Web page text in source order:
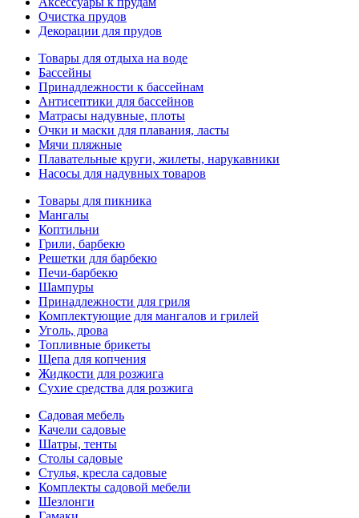
Очистка прудов
Декорации для прудов
Товары для отдыха на воде
Бассейны
Принадлежности к бассейнам
Антисептики для бассейнов
Матраcы надувные, плоты
Очки и маски для плавания, ласты
Мячи пляжные
Плавательные круги, жилеты, нарукавники
Насосы для надувных товаров
Товары для пикника
Мангалы
Коптильни
Грили, барбекю
Решетки для барбекю
Печи-барбекю
Шампуры
Принадлежности для гриля
Комплектующие для мангалов и грилей
Уголь, дрова
Топливные брикеты
Щепа для копчения
Жидкости для розжига
Сухие средства для розжига
Садовая мебель
Качели садовые
Шатры, тенты
Столы садовые
Стулья, кресла садовые
Комплекты садовой мебели
Шезлонги